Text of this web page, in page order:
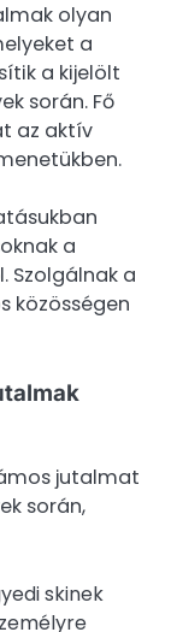
olyan
a
a kijelölt
során. Fő
az aktív
a
Szolgálnak a
közösségen
jutalmat
során,
skinek